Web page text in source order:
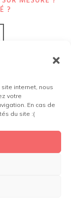
internet, nous
votre
En cas de
du site :(
?